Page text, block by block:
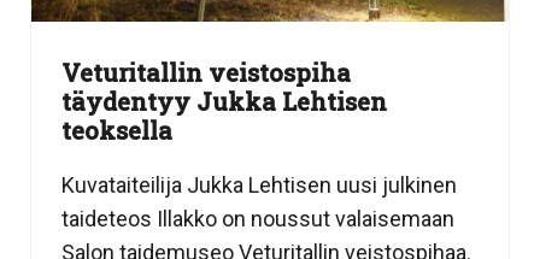
Veturitallin veistospiha
täydentyy Jukka Lehtisen
teoksella
Kuvataiteilija Jukka Lehtisen uusi julkinen
taideteos Illakko on noussut valaisemaan
Salon taidemuseo Veturitallin veistospihaa.